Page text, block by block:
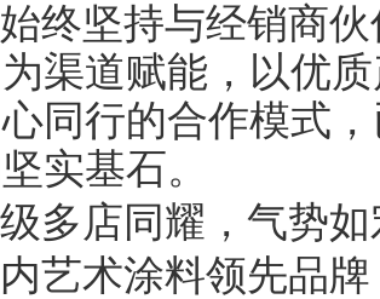
终坚持与经销商
渠道赋能，以优
同行的合作模式
实基石。
多店同耀，气势如
艺术涂料领先品